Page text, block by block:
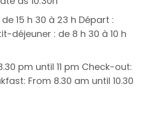
15 h 30 à 23 h Départ :
déjeuner : de 8 h 30 à 10 h
pm until 11 pm Check-out:
From 8.30 am until 10.30